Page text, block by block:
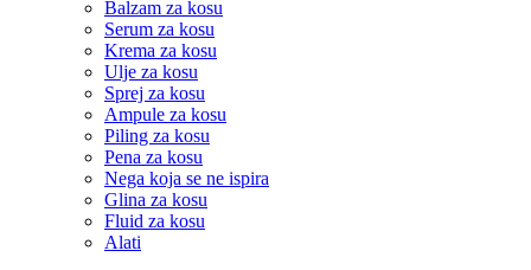
Balzam za kosu
Serum za kosu
Krema za kosu
Ulje za kosu
Sprej za kosu
Ampule za kosu
Piling za kosu
Pena za kosu
Nega koja se ne ispira
Glina za kosu
Fluid za kosu
Alati